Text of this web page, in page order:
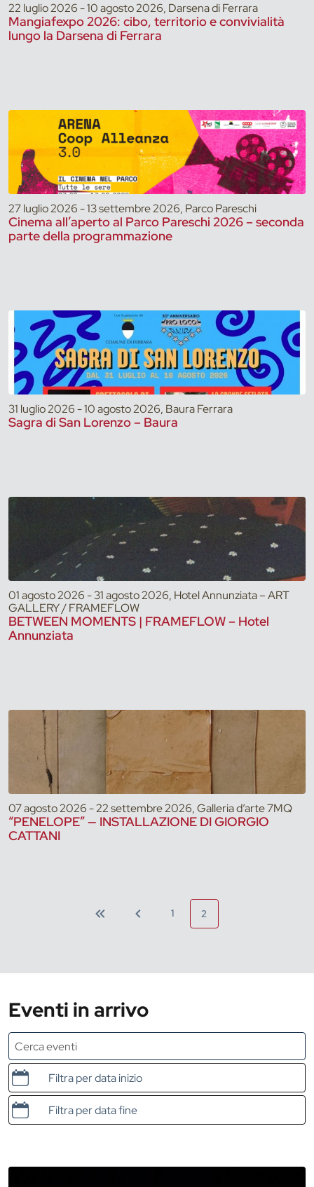
22 luglio 2026 - 10 agosto 2026, Darsena di Ferrara
Mangiafexpo 2026: cibo, territorio e convivialità
lungo la Darsena di Ferrara
27 luglio 2026 - 13 settembre 2026, Parco Pareschi
Cinema all’aperto al Parco Pareschi 2026 – seconda
parte della programmazione
31 luglio 2026 - 10 agosto 2026, Baura Ferrara
Sagra di San Lorenzo – Baura
01 agosto 2026 - 31 agosto 2026, Hotel Annunziata – ART
GALLERY / FRAMEFLOW
BETWEEN MOMENTS | FRAMEFLOW – Hotel
Annunziata
07 agosto 2026 - 22 settembre 2026, Galleria d’arte 7MQ
“PENELOPE” — INSTALLAZIONE DI GIORGIO
CATTANI
1 2
Eventi in arrivo
Data e ora di inizio
Data e ora di fine